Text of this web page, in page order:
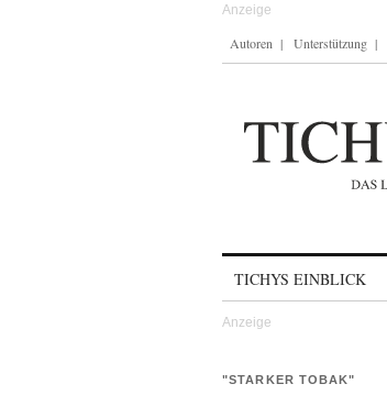
Autoren Unterstützung
TICHYS EINBLICK
"STARKER TOBAK"